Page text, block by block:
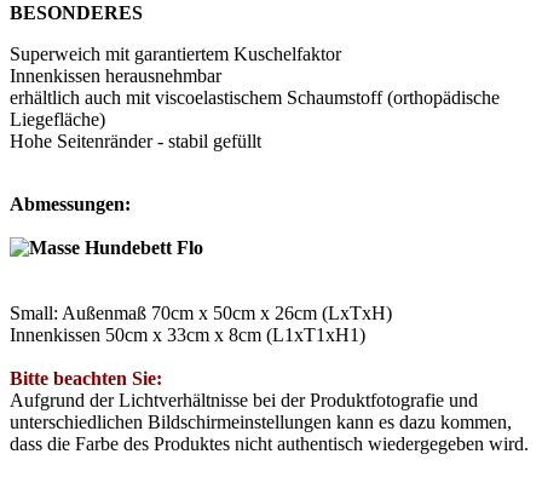
BESONDERES
Superweich mit garantiertem Kuschelfaktor
Innenkissen herausnehmbar
erhältlich auch mit viscoelastischem Schaumstoff (orthopädische
Liegefläche)
Hohe Seitenränder - stabil gefüllt
Abmessungen:
Small: Außenmaß 70cm x 50cm x 26cm (LxTxH)
Innenkissen 50cm x 33cm x 8cm (L1xT1xH1)
Bitte beachten Sie:
Aufgrund der Lichtverhältnisse bei der Produktfotografie und
unterschiedlichen Bildschirmeinstellungen kann es dazu kommen,
dass die Farbe des Produktes nicht authentisch wiedergegeben wird.